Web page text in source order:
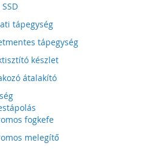
tápegység
tápegység
készlet
átalakító
fogkefe
melegítő